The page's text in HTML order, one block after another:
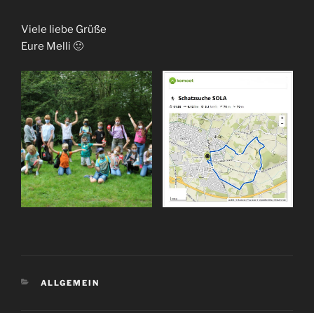
Viele liebe Grüße
Eure Melli 🙂
KATEGORIEN
ALLGEMEIN